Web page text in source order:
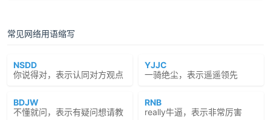
常见网络用语缩写
NSDD
你说得对，表示认同对方观点
YJJC
一骑绝尘，表示遥遥领先
BDJW
不懂就问，表示有疑问想请教
RNB
really牛逼，表示非常厉害